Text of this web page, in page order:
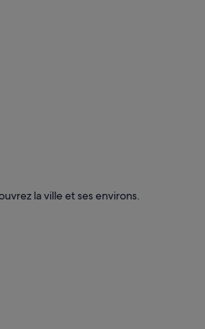
la ville et ses environs.